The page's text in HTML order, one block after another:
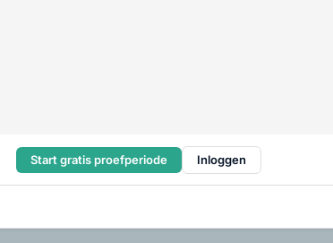
Start gratis proefperiode Inloggen